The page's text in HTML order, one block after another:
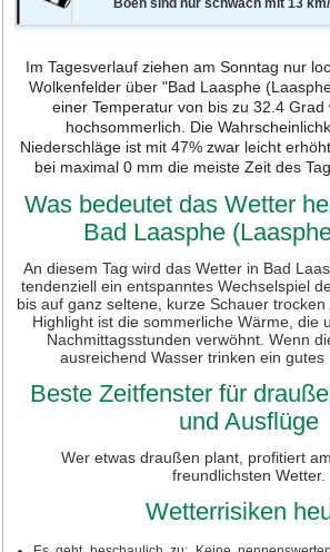
Im Tagesverlauf ziehen am Sonntag nur
Wolkenfelder über "Bad Laasphe
einer Temperatur von bis zu 32.4
hochsommerlich. Die
Niederschläge ist mit 47% zwar leicht
bei maximal 0 mm die meiste Zeit des
Was bedeutet das Wetter
Bad Laasphe
An diesem Tag wird das Wetter in Bad
tendenziell ein entspanntes Wechselspiel
bis auf ganz seltene, kurze Schauer
Highlight ist die sommerliche Wärme, die
Nachmittagsstunden verwöhnt. Wenn
ausreichend Wasser trinken ein gutes
Beste Zeitfenster für
und Ausflüge
Wer etwas draußen plant, profitiert
freundlichsten Wetter.
Wetterrisiken